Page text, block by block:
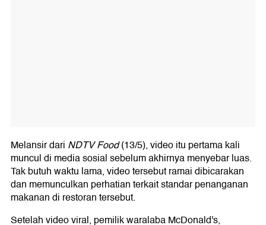
Melansir dari NDTV Food(13/5), video itu pertama kali
muncul di media sosial sebelum akhirnya menyebar luas.
Tak butuh waktu lama, video tersebut ramai dibicarakan
dan memunculkan perhatian terkait standar penanganan
makanan di restoran tersebut.
Setelah video viral, pemilik waralaba McDonald's,